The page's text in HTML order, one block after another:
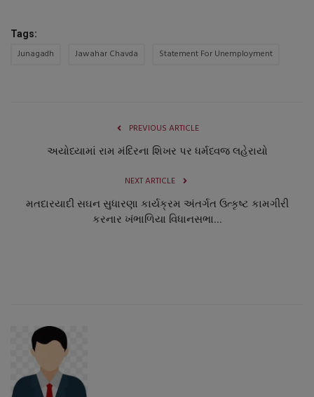
Tags:
Junagadh Jawahar Chavda Statement For Unemployment
PREVIOUS ARTICLE
અયોધ્યામાં રામ મંદિરના શિખર પર ધર્મધ્વજ લહેરાયો
NEXT ARTICLE
મતદારયાદી સઘન સુધારણા કાર્યક્રમ અંતર્ગત ઉત્કૃષ્ટ કામગીરી
કરનાર ખંભાળિયા વિધાનસભા...